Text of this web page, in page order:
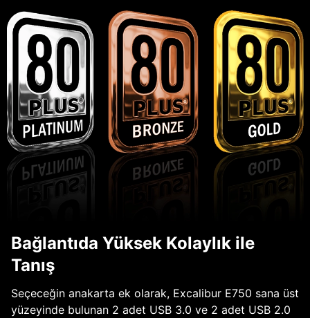
Bağlantıda Yüksek Kolaylık ile
Tanış
Seçeceğin anakarta ek olarak, Excalibur E750 sana üst
yüzeyinde bulunan 2 adet USB 3.0 ve 2 adet USB 2.0